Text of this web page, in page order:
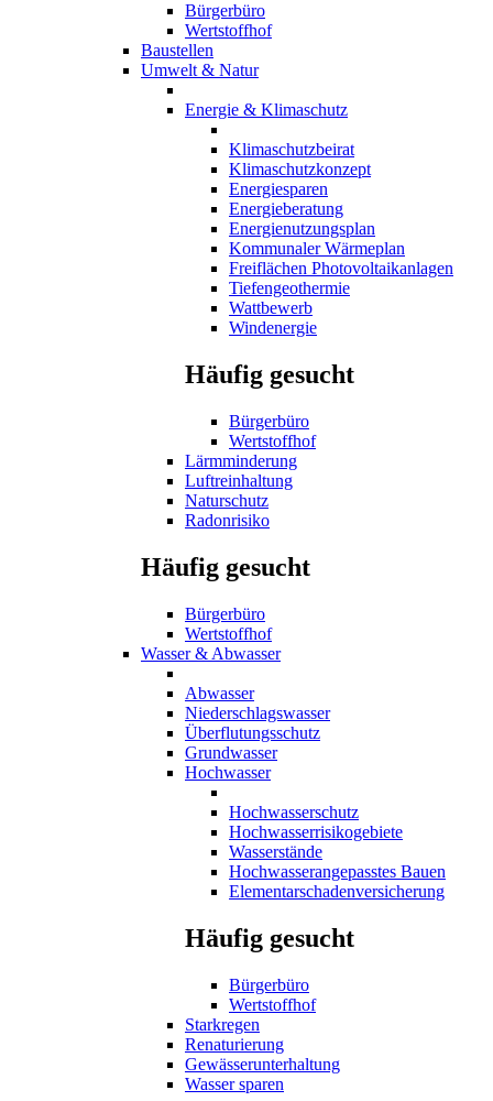
Bürgerbüro
Wertstoffhof
Baustellen
Umwelt & Natur
Energie & Klimaschutz
Klimaschutzbeirat
Klimaschutzkonzept
Energiesparen
Energieberatung
Energienutzungsplan
Kommunaler Wärmeplan
Freiflächen Photovoltaikanlagen
Tiefengeothermie
Wattbewerb
Windenergie
Häufig gesucht
Bürgerbüro
Wertstoffhof
Lärmminderung
Luftreinhaltung
Naturschutz
Radonrisiko
Häufig gesucht
Bürgerbüro
Wertstoffhof
Wasser & Abwasser
Abwasser
Niederschlagswasser
Überflutungsschutz
Grundwasser
Hochwasser
Hochwasserschutz
Hochwasserrisikogebiete
Wasserstände
Hochwasserangepasstes Bauen
Elementarschadenversicherung
Häufig gesucht
Bürgerbüro
Wertstoffhof
Starkregen
Renaturierung
Gewässerunterhaltung
Wasser sparen